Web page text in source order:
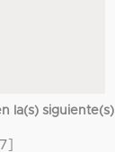
la(s) siguiente(s)